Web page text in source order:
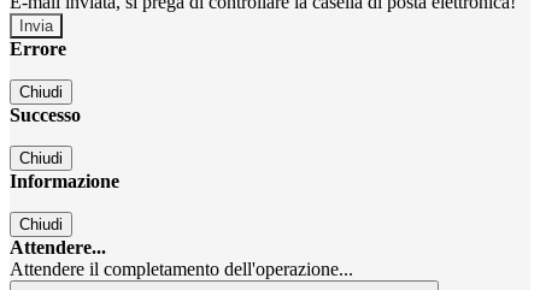
Errore
Chiudi
Successo
Chiudi
Informazione
Chiudi
Attendere...
Attendere il completamento dell'operazione...